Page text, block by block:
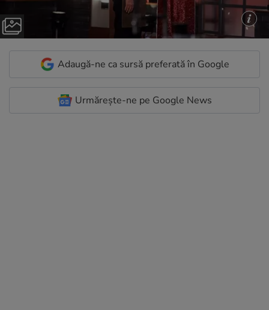
Adaugă-ne ca sursă preferată în Google
Urmărește-ne pe Google News